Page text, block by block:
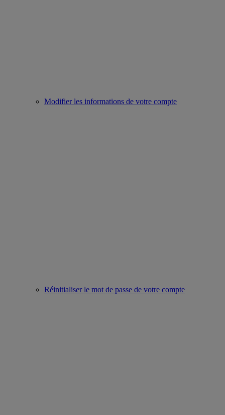
Modifier les informations de votre compte
Réinitialiser le mot de passe de votre compte